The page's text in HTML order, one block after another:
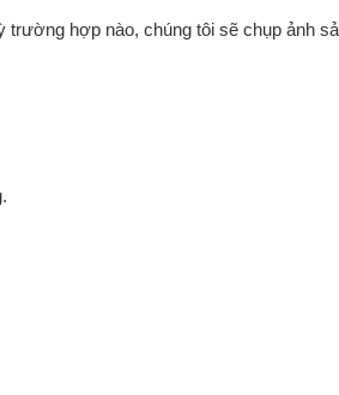
hợp nào, chúng tôi sẽ chụp ảnh